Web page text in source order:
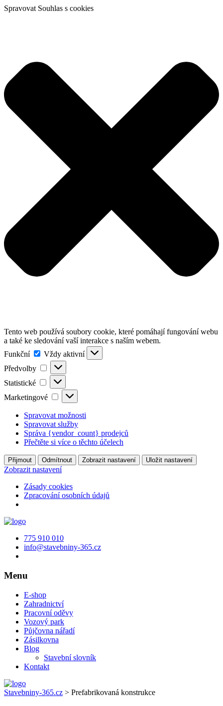
Spravovat Souhlas s cookies
Tento web používá soubory cookie, které pomáhají fungování webu
a také ke sledování vaší interakce s naším webem.
Funkční
Funkční
Vždy aktivní
Předvolby
Předvolby
Statistické
Statistické
Marketingové
Marketingové
Spravovat možnosti
Spravovat služby
Správa {vendor_count} prodejců
Přečtěte si více o těchto účelech
Přijmout Odmítnout Zobrazit nastavení Uložit nastavení
Zobrazit nastavení
Zásady cookies
Zpracování osobních údajů
775 910 010
info@stavebniny-365.cz
Menu
E-shop
Zahradnictví
Pracovní oděvy
Vozový park
Půjčovna nářadí
Zásilkovna
Blog
Stavební slovník
Kontakt
Stavebniny-365.cz > Prefabrikovaná konstrukce